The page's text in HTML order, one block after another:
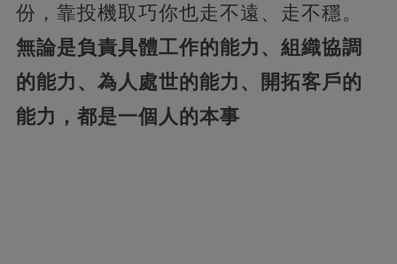
份，靠投機取巧你也走不遠、走不穩。
無論是負責具體工作的能力、組織協調
的能力、為人處世的能力、開拓客戶的
能力，都是一個人的本事